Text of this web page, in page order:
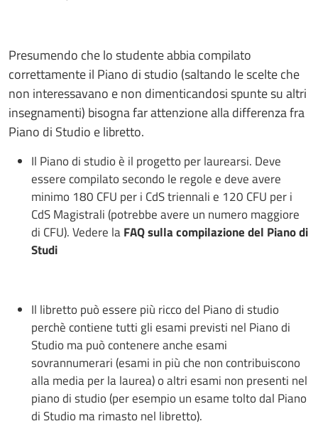
Presumendo che lo studente abbia compilato
correttamente il Piano di studio (saltando le scelte che
non interessavano e non dimenticandosi spunte su altri
insegnamenti) bisogna far attenzione alla differenza fra
Piano di Studio e libretto.
Il Piano di studio è il progetto per laurearsi. Deve
essere compilato secondo le regole e deve avere
minimo 180 CFU per i CdS triennali e 120 CFU per i
CdS Magistrali (potrebbe avere un numero maggiore
di CFU). Vedere laFAQ sulla compilazione del Piano di
Studi
Il libretto può essere più ricco del Piano di studio
perchè contiene tutti gli esami previsti nel Piano di
Studio ma può contenere anche esami
sovrannumerari (esami in più che non contribuiscono
alla media per la laurea) o altri esami non presenti nel
piano di studio (per esempio un esame tolto dal Piano
di Studio ma rimasto nel libretto).